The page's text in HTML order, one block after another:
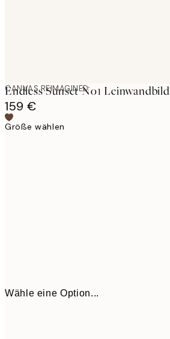
CANVAS REIMAGINED
Endless Sunset No1 Leinwandbild
159 €
Größe wählen
Wähle eine Option...